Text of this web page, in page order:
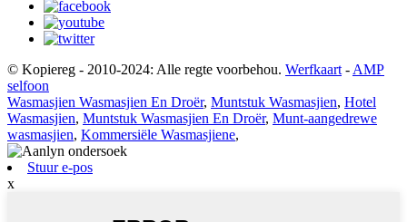
© Kopiereg - 2010-2024: Alle regte voorbehou. Werfkaart - AMP
selfoon
Wasmasjien Wasmasjien En Droër, Muntstuk Wasmasjien, Hotel
Wasmasjien, Muntstuk Wasmasjien En Droër, Munt-aangedrewe
wasmasjien, Kommersiële Wasmasjiene,
Stuur e-pos
x